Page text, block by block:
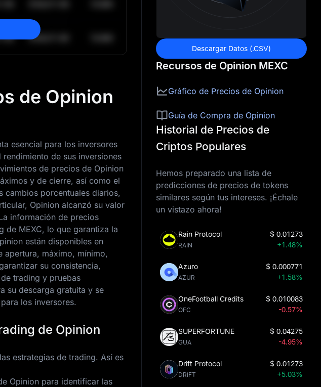
$64,011.99
de Opinion
esencial para los inversores
de sus inversiones
de precios de Opinion
y de cierre, así como el
porcentuales diarios,
Opinion alcanzó su valor
información de precios
de MEXC, lo que garantiza la
están disponibles en
apertura, máximo, mínimo,
su consistencia,
trading y pruebas
su descarga gratuita y se
los inversores.
de Opinion
estrategias de trading. Así es
Opinion para identificar las
Descargar Datos (.CSV)
Recursos de Opinion MEXC
Gráfico de Precios de Opinion
Guía de Compra de Opinion
Historial de Precios de
Criptos Populares
Hemos preparado una lista de
predicciones de precios de tokens
similares según tus intereses. ¡Échale
un vistazo ahora!
Rain Protocol
RAIN
$ 0.01273
+1.48%
Azuro
AZUR
$ 0.000771
+1.58%
OneFootball Credits
OFC
$ 0.010083
-0.57%
SUPERFORTUNE
GUA
$ 0.04275
-4.95%
Drift Protocol
DRIFT
$ 0.01273
+5.03%